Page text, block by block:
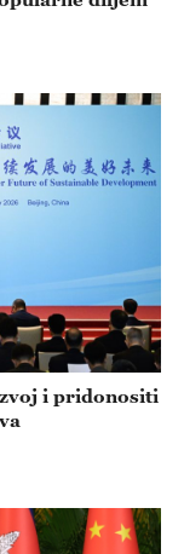
i pridonositi